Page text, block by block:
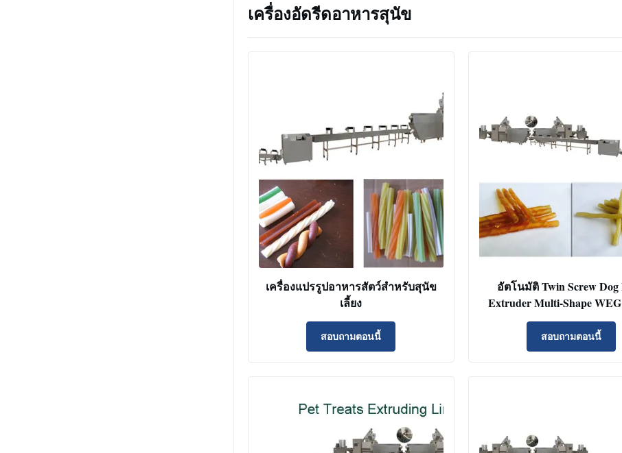
เครื่องอัดรีดอาหารสุนัข
เครื่องแปรรูปอาหารสัตว์สําหรับสุนัข
เลี้ยง
สอบถามตอนนี้
อัตโนมัติ Twin Screw Dog
Extruder Multi-Shape
การรับรอง CE
สอบถามตอนนี้